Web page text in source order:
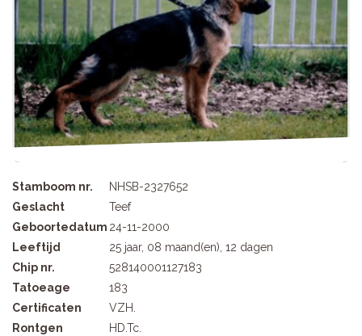
Stamboom nr.
NHSB-2327652
Geslacht
Teef
Geboortedatum 24-11-2000
Leeftijd
25 jaar, 08 maand(en), 12 dagen
Chip nr.
528140001127183
Tatoeage
183
Certificaten
VZH.
Rontgen
HD.Tc.